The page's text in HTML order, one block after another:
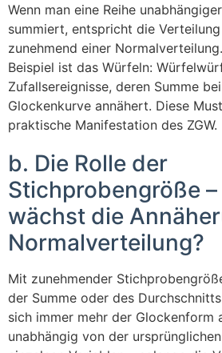
Wenn man eine Reihe
summiert, entspricht die
zunehmend einer
Beispiel ist das Würfeln:
Zufallsereignisse, deren Summe
Glockenkurve annähert. Diese
praktische Manifestation des ZGW.
b. Die Rolle der
Stichprobengröße
wächst die
Normalverteilung?
Mit zunehmender
der Summe oder des
sich immer mehr der Glockenform
unabhängig von der